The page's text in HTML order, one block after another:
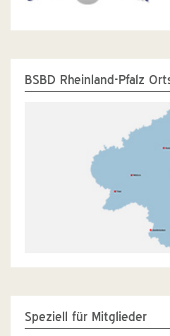
BSBD Rheinland-Pfalz
Speziell für Mitglieder